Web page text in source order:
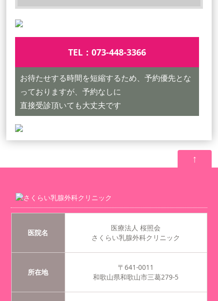
TEL：073-448-3366
お待たせする時間を短縮するため、予約優先とな
っておりますが、予約なしに
直接受診頂いても大丈夫です
↑
医院名
医療法人 桜照会
さくらい乳腺外科クリニック
所在地
〒641-0011
和歌山県和歌山市三葛279-5